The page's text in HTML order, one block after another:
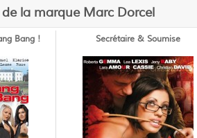
la marque Marc Dorcel
Bang ! Secrétaire & Soumise